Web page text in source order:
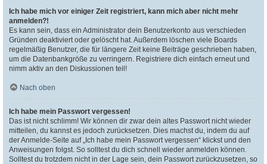
Ich habe mich vor einiger Zeit registriert, kann mich aber nicht mehr
anmelden?!
Es kann sein, dass ein Administrator dein Benutzerkonto aus verschieden
Gründen deaktiviert oder gelöscht hat. Außerdem löschen viele Boards
regelmäßig Benutzer, die für längere Zeit keine Beiträge geschrieben haben,
um die Datenbankgröße zu verringern. Registriere dich einfach erneut und
nimm aktiv an den Diskussionen teil!
Nach oben
Ich habe mein Passwort vergessen!
Das ist nicht schlimm! Wir können dir zwar dein altes Passwort nicht wieder
mitteilen, du kannst es jedoch zurücksetzen. Dies machst du, indem du auf
der Anmelde-Seite auf „Ich habe mein Passwort vergessen“ klickst und den
Anweisungen folgst. So solltest du dich schnell wieder anmelden können.
Solltest du trotzdem nicht in der Lage sein, dein Passwort zurückzusetzen, so